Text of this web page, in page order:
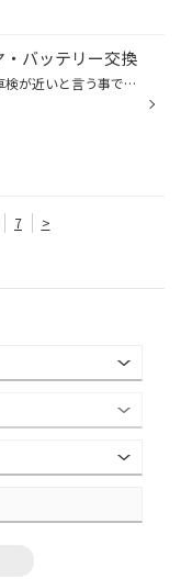
バッテリー交換
トヨタ・スペイドの車検が近いと言う事で、各部点検をさせていただきました。 タイヤとバッテリーが経年劣化等で、交換をおすすめ。 タイヤは、ブリヂストン製のセイバーリング。 バッテリーは、エナジーウィズ エコロング・セーブIS。 車検のご予約時に交換も考えていましたが、 本日、急遽交換と...
7 >